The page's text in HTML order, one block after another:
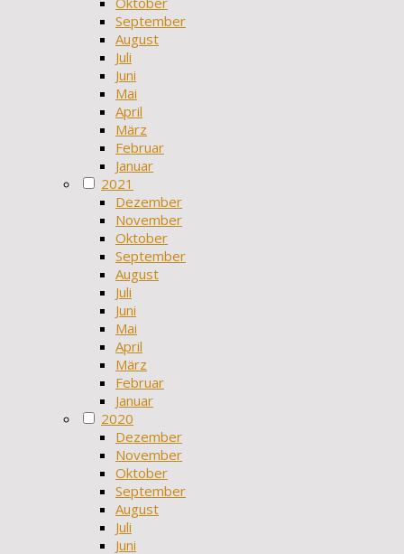
September
August
Juli
Juni
Mai
April
März
Februar
Januar
2021
Dezember
November
Oktober
September
August
Juli
Juni
Mai
April
März
Februar
Januar
2020
Dezember
November
Oktober
September
August
Juli
Juni